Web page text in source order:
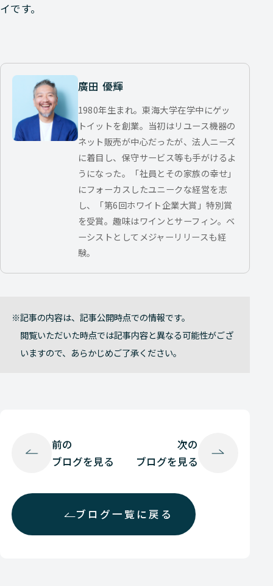
イです。
廣田 優輝
1980年生まれ。東海大学在学中にゲッ
トイットを創業。当初はリユース機器の
ネット販売が中心だったが、法人ニーズ
に着目し、保守サービス等も手がけるよ
うになった。「社員とその家族の幸せ」
にフォーカスしたユニークな経営を志
し、「第6回ホワイト企業大賞」特別賞
を受賞。趣味はワインとサーフィン。ベ
ーシストとしてメジャーリリースも経
験。
記事の内容は、記事公開時点での情報です。
閲覧いただいた時点では記事内容と異なる可能性がござ
いますので、あらかじめご了承ください。
前の
ブログを見る
ブログ一覧に戻る
次の
ブログを見る